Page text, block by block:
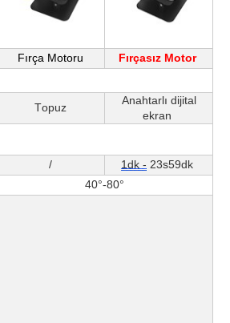
Fırça Motoru
Fırçasız Motor
Topuz
Anahtarlı dijital
ekran
/ 1dk - 23s59dk
40°-80°